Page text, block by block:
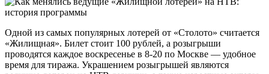
Одной из самых популярных лотерей от «Столото» считается
«Жилищная». Билет стоит 100 рублей, а розыгрыши
проводятся каждое воскресенье в 8-20 по Москве — удобное
время для тиража. Украшением розыгрышей являются